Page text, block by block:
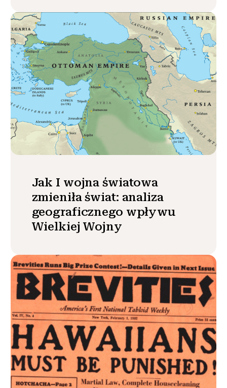
Jak I wojna światowa
zmieniła świat: analiza
geograficznego wpływu
Wielkiej Wojny